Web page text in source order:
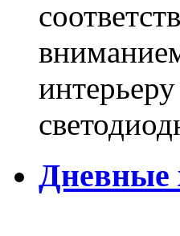
Дневные